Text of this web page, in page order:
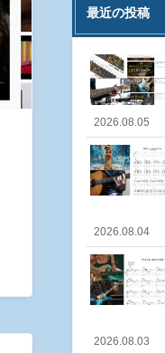
最近の投稿
2026.08.05
2026.08.04
2026.08.03